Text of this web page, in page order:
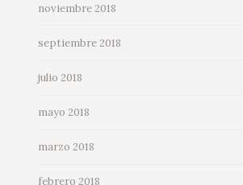
noviembre 2018
septiembre 2018
julio 2018
mayo 2018
marzo 2018
febrero 2018